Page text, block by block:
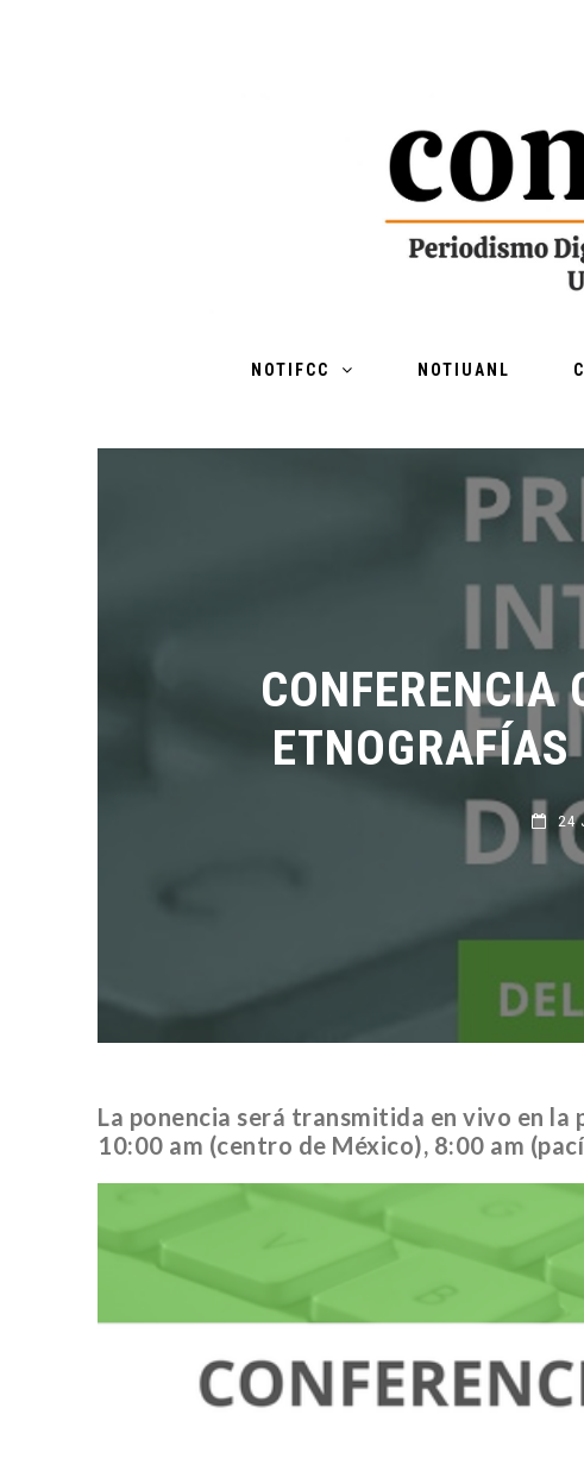
NOTIFCC NOTIUANL
CONFERENCIA
ETNOGRAFÍAS
24
La ponencia será transmitida en vivo en la
10:00 am (centro de México), 8:00 am